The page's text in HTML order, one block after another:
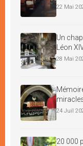
22 Mai
Un
Léon
28 Mai
24 Juil
20 000